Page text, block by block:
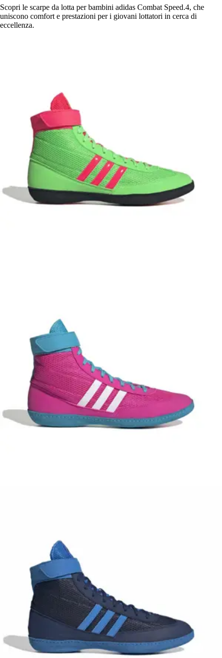
Scopri le scarpe da lotta per bambini adidas Combat Speed.4, che
uniscono comfort e prestazioni per i giovani lottatori in cerca di
eccellenza.